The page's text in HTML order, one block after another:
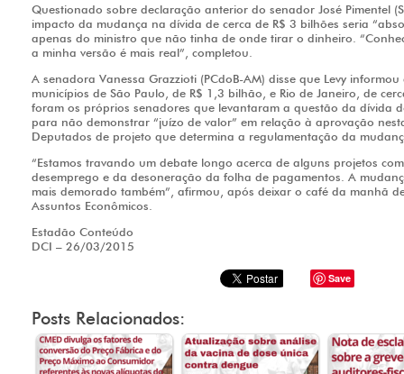
Questionado sobre declaração anterior do senador José Pimentel
impacto da mudança na dívida de cerca de R$ 3 bilhões seria
apenas do ministro que não tinha de onde tirar o dinheiro.
a minha versão é mais real”, completou.
A senadora Vanessa Grazzioti (PCdoB-AM) disse que Levy
municípios de São Paulo, de R$ 1,3 bilhão, e Rio de Janeiro, de
foram os próprios senadores que levantaram a questão da dívida
para não demonstrar “juízo de valor” em relação à aprovação
Deputados de projeto que determina a regulamentação da
“Estamos travando um debate longo acerca de alguns projetos
desemprego e da desoneração da folha de pagamentos. A
mais demorado também”, afirmou, após deixar o café da manhã
Assuntos Econômicos.
Estadão Conteúdo
DCI – 26/03/2015
Save
Posts Relacionados: